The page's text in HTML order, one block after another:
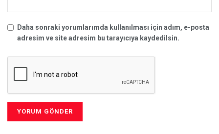
Daha sonraki yorumlarımda kullanılması için adım, e-posta
adresim ve site adresim bu tarayıcıya kaydedilsin.